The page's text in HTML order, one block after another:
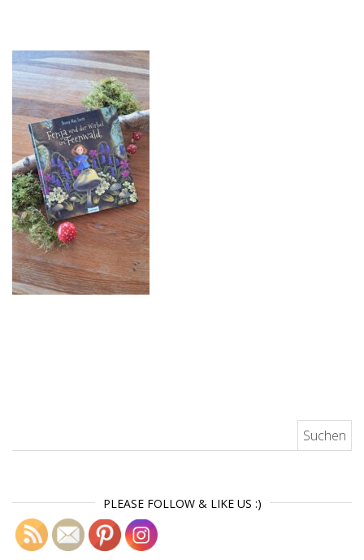
PLEASE FOLLOW & LIKE US :)